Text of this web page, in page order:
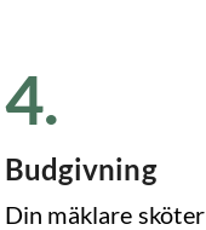
4.
Budgivning
Din mäklare sköter